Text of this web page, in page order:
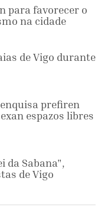
para favorecer o
na cidade
de Vigo durante
prefiren
espazos libres
da Sabana",
de Vigo